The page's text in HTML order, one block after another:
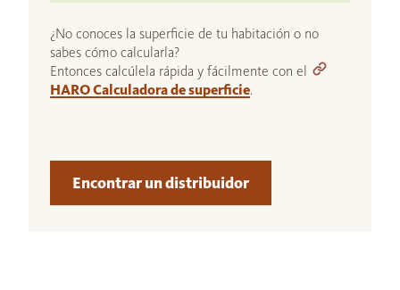
¿No conoces la superficie de tu habitación o no
sabes cómo calcularla?
Entonces calcúlela rápida y fácilmente con el
HARO Calculadora de superficie.
Encontrar un distribuidor